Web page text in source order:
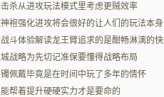
心是少见得很属性与专属样子
杀从进攻玩法模式里考虑更贼效率
袍强化进攻将会很好的让人们的玩法本身
顶的带来进攻本身所具备的占占优势
斗体验解读龙王臂追求的是酣畅淋漓的快
贴脸打一眨眼炸场玩法
战略为先切记准保要懂得战略布局
佩戴毕竟是在时间中玩了多年的情怀
帮着提升硬硬实力才是要命的